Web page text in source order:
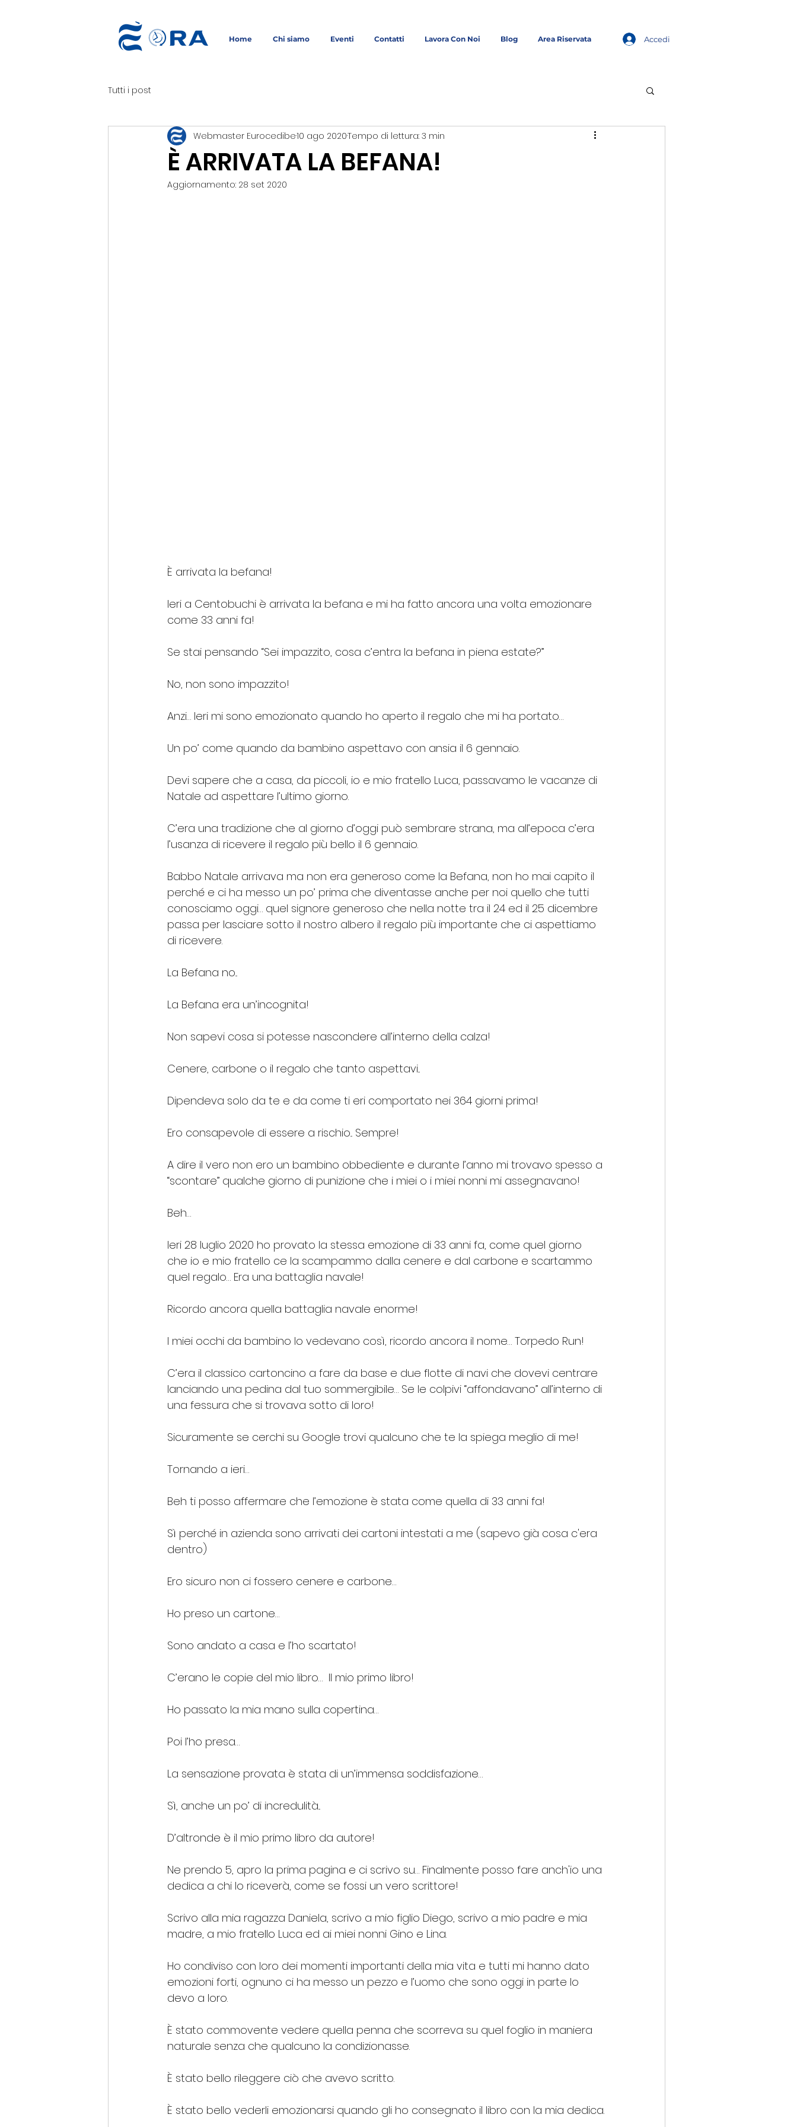
Home Chi siamo Eventi Contatti Lavora Con Noi Blog Area Riservata Accedi
Tutti i post
È ARRIVATA LA BEFANA!
Webmaster Eurocedibe10 ago 2020Tempo di lettura: 3 min
Aggiornamento: 28 set 2020
È arrivata la befana!
Ieri a Centobuchi è arrivata la befana e mi ha fatto ancora una volta emozionare
come 33 anni fa!
Se stai pensando “Sei impazzito, cosa c’entra la befana in piena estate?”
No, non sono impazzito!
Anzi… Ieri mi sono emozionato quando ho aperto il regalo che mi ha portato…
Un po’ come quando da bambino aspettavo con ansia il 6 gennaio.
Devi sapere che a casa, da piccoli, io e mio fratello Luca, passavamo le vacanze di
Natale ad aspettare l’ultimo giorno.
C’era una tradizione che al giorno d’oggi può sembrare strana, ma all’epoca c’era
l’usanza di ricevere il regalo più bello il 6 gennaio.
Babbo Natale arrivava ma non era generoso come la Befana, non ho mai capito il
perché e ci ha messo un po’ prima che diventasse anche per noi quello che tutti
conosciamo oggi… quel signore generoso che nella notte tra il 24 ed il 25 dicembre
passa per lasciare sotto il nostro albero il regalo più importante che ci aspettiamo
di ricevere.
La Befana no...
La Befana era un’incognita!
Non sapevi cosa si potesse nascondere all’interno della calza!
Cenere, carbone o il regalo che tanto aspettavi...
Dipendeva solo da te e da come ti eri comportato nei 364 giorni prima!
Ero consapevole di essere a rischio... Sempre!
A dire il vero non ero un bambino obbediente e durante l’anno mi trovavo spesso a
“scontare” qualche giorno di punizione che i miei o i miei nonni mi assegnavano!
Beh…
Ieri 28 luglio 2020 ho provato la stessa emozione di 33 anni fa, come quel giorno
che io e mio fratello ce la scampammo dalla cenere e dal carbone e scartammo
quel regalo… Era una battaglia navale!
Ricordo ancora quella battaglia navale enorme!
I miei occhi da bambino lo vedevano così, ricordo ancora il nome… Torpedo Run!
C’era il classico cartoncino a fare da base e due flotte di navi che dovevi centrare
lanciando una pedina dal tuo sommergibile… Se le colpivi “affondavano” all’interno di
una fessura che si trovava sotto di loro!
Sicuramente se cerchi su Google trovi qualcuno che te la spiega meglio di me!
Tornando a ieri…
Beh ti posso affermare che l’emozione è stata come quella di 33 anni fa!
Sì perché in azienda sono arrivati dei cartoni intestati a me (sapevo già cosa c'era
dentro)
Ero sicuro non ci fossero cenere e carbone…
Ho preso un cartone…
Sono andato a casa e l’ho scartato!
C’erano le copie del mio libro…  Il mio primo libro!
Ho passato la mia mano sulla copertina…
Poi l’ho presa…
La sensazione provata è stata di un’immensa soddisfazione…
Sì, anche un po’ di incredulità...
D’altronde è il mio primo libro da autore!
Ne prendo 5, apro la prima pagina e ci scrivo su… Finalmente posso fare anch'io una
dedica a chi lo riceverà, come se fossi un vero scrittore!
Scrivo alla mia ragazza Daniela, scrivo a mio figlio Diego, scrivo a mio padre e mia
madre, a mio fratello Luca ed ai miei nonni Gino e Lina.
Ho condiviso con loro dei momenti importanti della mia vita e tutti mi hanno dato
emozioni forti, ognuno ci ha messo un pezzo e l’uomo che sono oggi in parte lo
devo a loro.
È stato commovente vedere quella penna che scorreva su quel foglio in maniera
naturale senza che qualcuno la condizionasse.
È stato bello rileggere ciò che avevo scritto.
È stato bello vederli emozionarsi quando gli ho consegnato il libro con la mia dedica.